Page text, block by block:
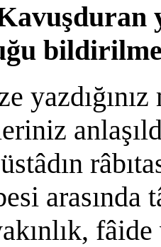
arasında